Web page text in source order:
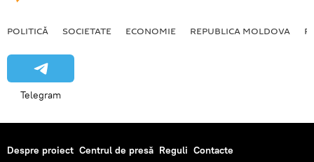
POLITICĂ SOCIETATE ECONOMIE REPUBLICA MOLDOVA
Telegram
Despre proiect Centrul de presă Reguli Contacte